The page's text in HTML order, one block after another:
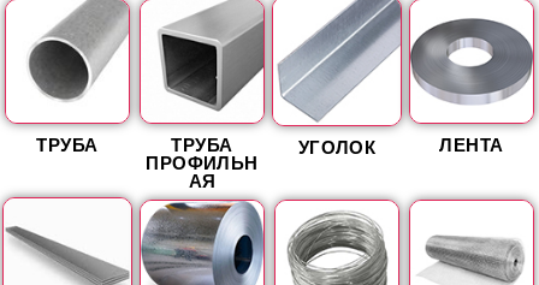
ТРУБА ТРУБА
ПРОФИЛЬН
АЯ
УГОЛОК ЛЕНТА